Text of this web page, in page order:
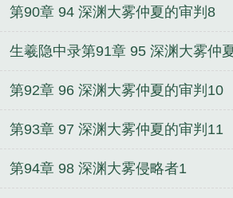
第90章 94 深渊大雾仲夏的审判8
生羲隐中录第91章 95 深渊大雾仲
第92章 96 深渊大雾仲夏的审判10
第93章 97 深渊大雾仲夏的审判11
第94章 98 深渊大雾侵略者1